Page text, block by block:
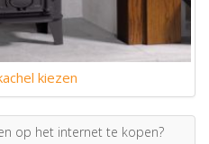
kiezen
op het internet te kopen?